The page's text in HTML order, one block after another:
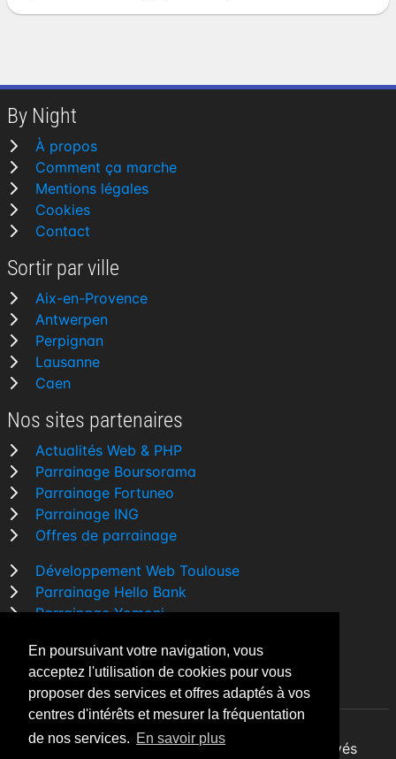
En poursuivant votre navigation, vous
acceptez l'utilisation de cookies pour vous
proposer des services et offres adaptés à vos
centres d'intérêts et mesurer la fréquentation
de nos services. En savoir plus
By Night
À propos
Comment ça marche
Mentions légales
Cookies
Contact
Sortir par ville
Aix-en-Provence
Antwerpen
Perpignan
Lausanne
Caen
Nos sites partenaires
Actualités Web & PHP
Parrainage Boursorama
Parrainage Fortuneo
Parrainage ING
Offres de parrainage
Développement Web Toulouse
Parrainage Hello Bank
Parrainage Yomoni
Comparatif banque
By Night v5.7.3| © 2026 - Tous droits réservés